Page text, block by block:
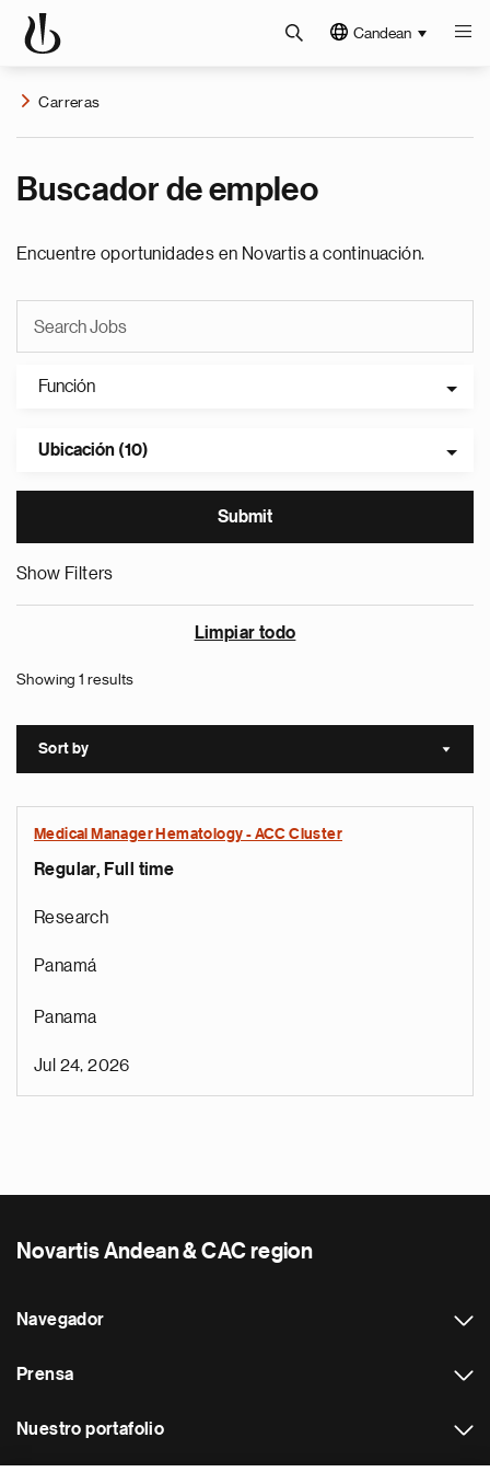
Candean
Carreras
Buscador de empleo
Encuentre oportunidades en Novartis a continuación.
Función
Ubicación (10)
Show Filters
Limpiar todo
Showing 1 results
Sort by Sort
Medical Manager Hematology - ACC Cluster
Regular, Full time
Research
Panamá
Panama
Jul 24, 2026
Novartis Andean & CAC region
Navegador
Prensa
Nuestro portafolio